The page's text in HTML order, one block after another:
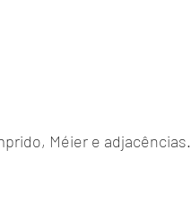
Méier e adjacências.